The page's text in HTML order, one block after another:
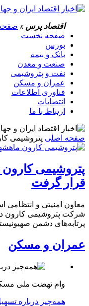
اقتصاد پرس x
صفحه نخست
بورس
بانک و بیمه
صنعت و معدن
نفت و پتروشیمی
عمران و مسکن
فناوری اطلاعات
انتصابات
ارتباط با ما
صفحه اصلی پتروشیمی
پتروشیمی
قرار گرفت
معاون امنیتی و انتظامی
شرکت پتروشیمی کارون
پرتابه‌های دشمن
عمران و مسکن
وام نهضت ملی مسکن
همه‌چیز درباره تسهیلات ۸۵۰